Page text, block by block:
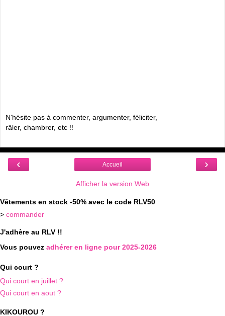
N'hésite pas à commenter, argumenter, féliciter,
râler, chambrer, etc !!
‹ ›
Accueil
Afficher la version Web
Vêtements en stock -50% avec le code RLV50
> commander
J'adhère au RLV !!
Vous pouvez adhérer en ligne pour 2025-2026
Qui court ?
Qui court en juillet ?
Qui court en aout ?
KIKOUROU ?